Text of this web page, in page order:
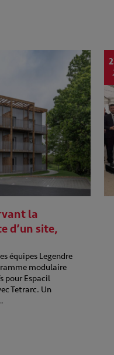
la
d’un site,
équipes Legendre
modulaire
pour Espacil
Tetrarc. Un